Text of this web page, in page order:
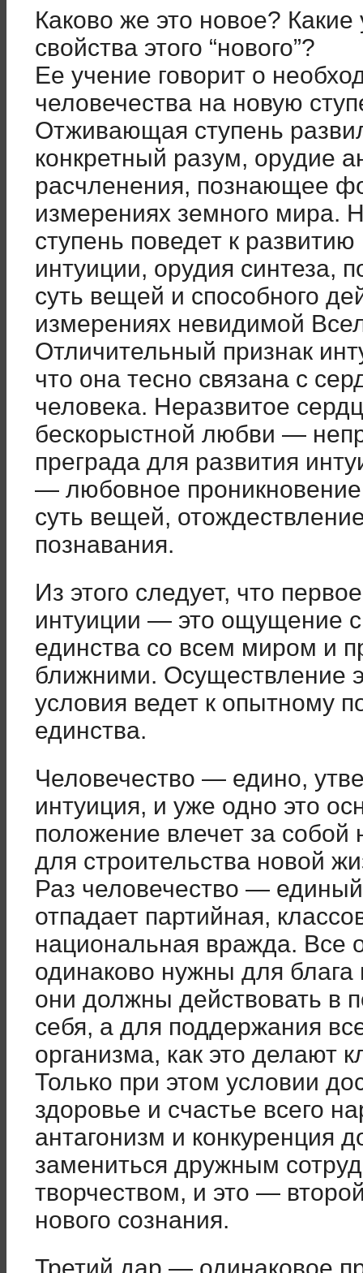
Каково же это новое?
свойства этого “нового”?
Ее учение говорит о
человечества на новую
Отживающая ступень
конкретный разум, орудие
расчленения, познающее
измерениях земного мира.
ступень поведет к
интуиции, орудия синтеза,
суть вещей и способного
измерениях невидимой
Отличительный признак
что она тесно связана с
человека. Неразвитое
бескорыстной любви —
преграда для развития
— любовное
суть вещей,
познавания.
Из этого следует, что
интуиции — это ощущение
единства со всем миром и
ближними. Осуществление
условия ведет к опытному
единства.
Человечество — едино,
интуиция, и уже одно это
положение влечет за
для строительства новой
Раз человечество —
отпадает партийная,
национальная вражда. Все
одинаково нужны для блага
они должны действовать в
себя, а для поддержания
организма, как это делают
Только при этом условии
здоровье и счастье всего
антагонизм и конкуренция
замениться дружным
творчеством, и это —
нового сознания.